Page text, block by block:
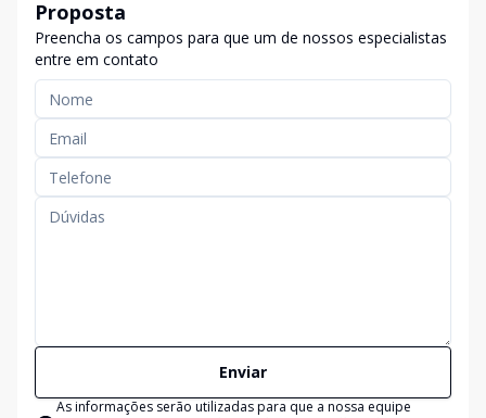
Proposta
Preencha os campos para que um de nossos especialistas
entre em contato
Enviar
As informações serão utilizadas para que a nossa equipe